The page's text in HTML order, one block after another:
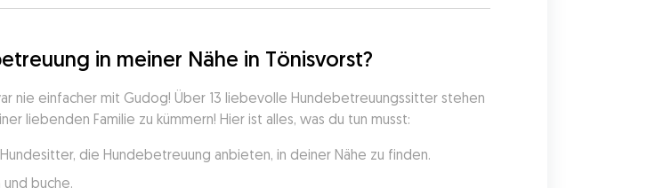
in meiner Nähe in Tönisvorst?
nie einfacher mit Gudog! Über 13 liebevolle Hundebetreuungssitter stehen
liebenden Familie zu kümmern! Hier ist alles, was du tun musst:
die Hundebetreuung anbieten, in deiner Nähe zu finden.
buche.